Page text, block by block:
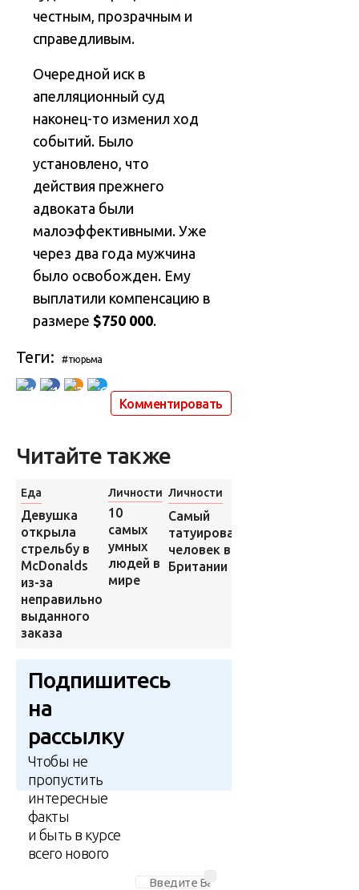
честным, прозрачным и
справедливым.
Очередной иск в
апелляционный суд
наконец-то изменил ход
событий. Было
установлено, что
действия прежнего
адвоката были
малоэффективными. Уже
через два года мужчина
было освобожден. Ему
выплатили компенсацию в
размере$750 000.
Теги: #тюрьма
10 1 3 6
Комментировать
Читайте также
Еда
Девушка
открыла
стрельбу в
McDonalds
из-за
неправильно
выданного
заказа
Личности
10
самых
умных
людей в
мире
Личности
Самый
татуированный
человек в
Британии
Подпишитесь
на
рассылку
Чтобы не
пропустить
интересные
факты
и быть в курсе
всего нового